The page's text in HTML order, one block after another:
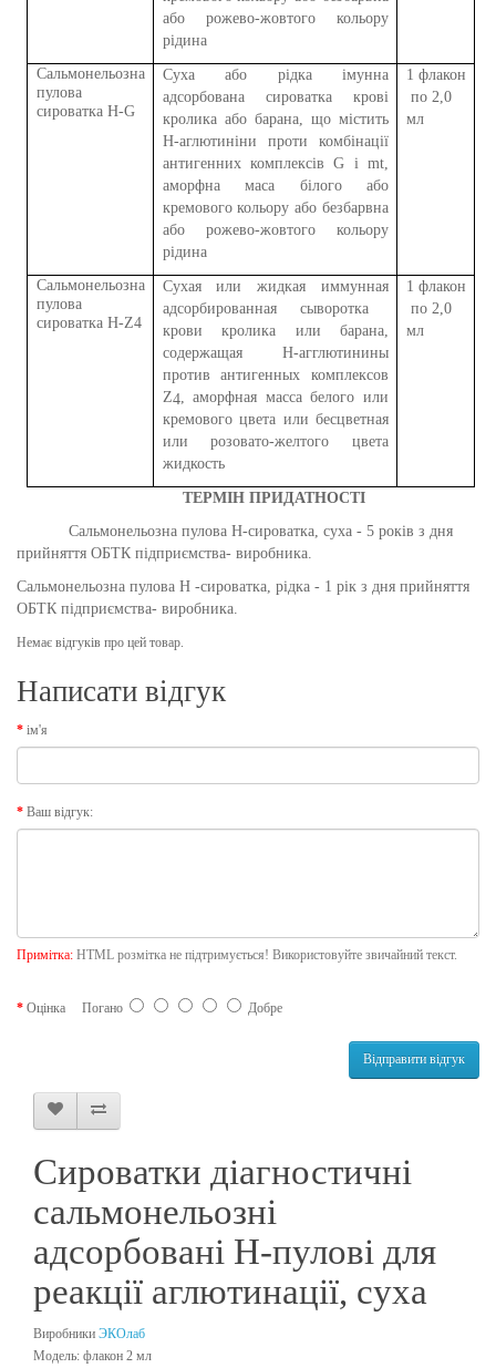
або рожево-жовтого кольору
рідина
Сальмонельозна
пулова
сироватка H-G
Суха або рідка імунна
адсорбована сироватка крові
кролика або барана, що містить
H-аглютиніни проти комбінації
антигенних комплексів G і mt,
аморфна маса білого або
кремового кольору або безбарвна
або рожево-жовтого кольору
рідина
1 флакон
по 2,0
мл
Сальмонельозна
пулова
сироватка H-Z4
Cухаяили жидкаяиммунная
адсорбированнаясыворотка
крови кролика или барана,
содержащаяH-агглютинины
против антигенных комплексов
Z4 ,аморфная масса белого или
кремового цвета или бесцветная
или розовато-желтого цвета
жидкость
1 флакон
по 2,0
мл
ТЕРМІН ПРИДАТНОСТІ
Сальмонельозна пулова H-сироватка, суха - 5 років з дня
прийняття ОБТК підприємства- виробника
Сальмонельозна пулова H -сироватка, рідка - 1 рік з дня прийняття
ОБТК підприємства- виробника
Немає відгуків про цей товар.
Написати відгук
ім'я
Ваш відгук:
Примітка: HTML розмітка не підтримується! Використовуйте звичайний текст.
Оцінка Погано Добре
Відправити відгук
Сироватки діагностичні
сальмонельозні
адсорбовані H-пулові для
реакції аглютинації, суха
Виробники ЭКОлаб
Модель: флакон 2 мл